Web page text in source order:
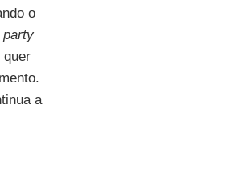
o
party
quer
a